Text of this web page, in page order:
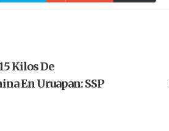
Kilos De
En Uruapan: SSP